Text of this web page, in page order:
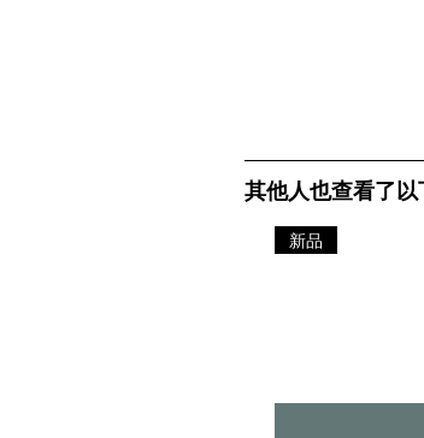
其他人也查看了
新品